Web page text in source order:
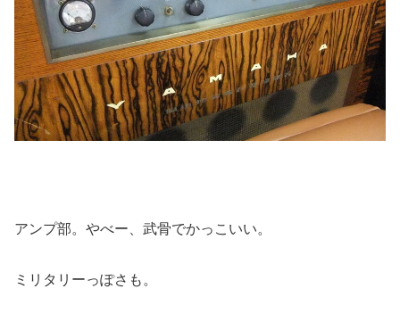
アンプ部。やべー、武骨でかっこいい。
ミリタリーっぽさも。